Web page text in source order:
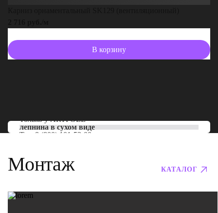
В корзину
Только уARTPOLE
лепнина в сухом виде
Тел: 8 (800) 101-53-00
Монтаж КАТАЛОГ